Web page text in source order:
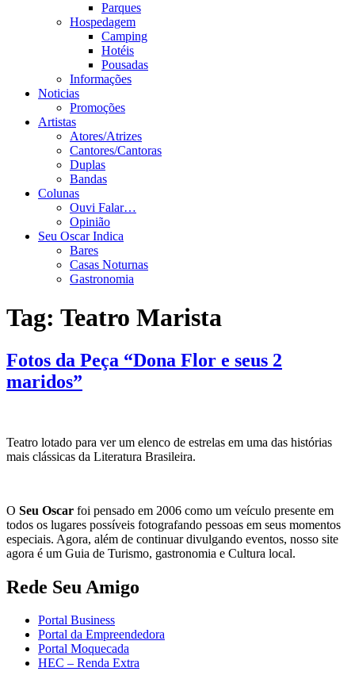
Parques
Hospedagem
Camping
Hotéis
Pousadas
Informações
Noticias
Promoções
Artistas
Atores/Atrizes
Cantores/Cantoras
Duplas
Bandas
Colunas
Ouvi Falar…
Opinião
Seu Oscar Indica
Bares
Casas Noturnas
Gastronomia
Tag: Teatro Marista
Fotos da Peça “Dona Flor e seus 2
maridos”
Teatro lotado para ver um elenco de estrelas em uma das histórias
mais clássicas da Literatura Brasileira.
O Seu Oscar foi pensado em 2006 como um veículo presente em
todos os lugares possíveis fotografando pessoas em seus momentos
especiais. Agora, além de continuar divulgando eventos, nosso site
agora é um Guia de Turismo, gastronomia e Cultura local.
Rede Seu Amigo
Portal Business
Portal da Empreendedora
Portal Moquecada
HEC – Renda Extra